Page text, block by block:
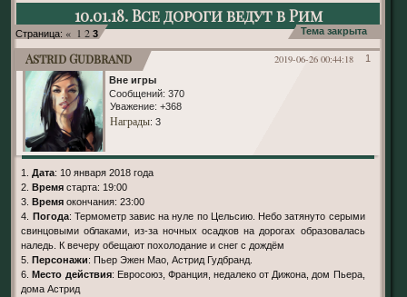
10.01.18. Все дороги ведут в Рим
Страница: « 1 2 3 Тема закрыта
1
2019-06-26 00:44:18
Astrid Gudbrand
Вне игры
Сообщений: 370
Уважение: +368
Награды: 3
1.Дата: 10 января 2018 года
2.Время старта: 19:00
3.Время окончания: 23:00
4. Погода: Термометр завис на нуле по Цельсию. Небо затянуто серыми
свинцовыми облаками, из-за ночных осадков на дорогах образовалась
наледь. К вечеру обещают похолодание и снег с дождём
5.Персонажи: Пьер Эжен Мао, Астрид Гудбранд.
6.Место действия: Евросоюз, Франция, недалеко от Дижона, дом Пьера,
дома Астрид